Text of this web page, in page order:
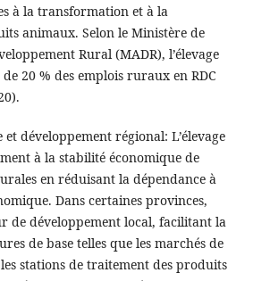
à la transformation et à la
animaux. Selon le Ministère de
Rural (MADR), l’élevage
20 % des emplois ruraux en RDC
développement régional: L’élevage
à la stabilité économique de
en réduisant la dépendance à
Dans certaines provinces,
de développement local, facilitant la
de base telles que les marchés de
stations de traitement des produits